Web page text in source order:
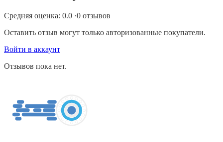
Средняя оценка: 0.0 ·0 отзывов
Оставить отзыв могут только авторизованные покупатели.
Войти в аккаунт
Отзывов пока нет.